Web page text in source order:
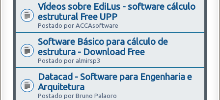
Vídeos sobre EdiLus - software cálculo
estrutural Free UPP
Postado por ACCAsoftware
Software Básico para cálculo de
estrutura - Download Free
Postado por almirsp3
Datacad - Software para Engenharia e
Arquitetura
Postado por Bruno Palaoro